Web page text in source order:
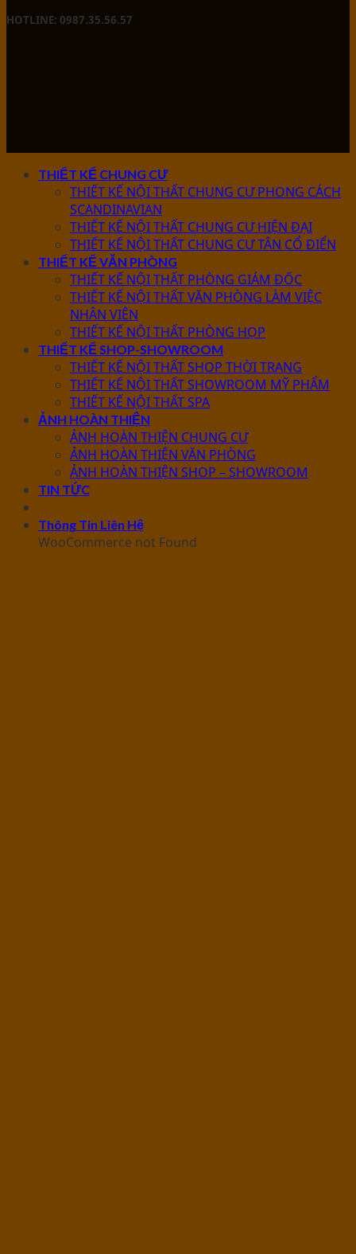
HOTLINE: 0987.35.56.57
THIẾT KẾ CHUNG CƯ
THIẾT KẾ NỘI THẤT CHUNG CƯ PHONG CÁCH
SCANDINAVIAN
THIẾT KẾ NỘI THẤT CHUNG CƯ HIỆN ĐẠI
THIẾT KẾ NỘI THẤT CHUNG CƯ TÂN CỔ ĐIỂN
THIẾT KẾ VĂN PHÒNG
THIẾT KẾ NỘI THẤT PHÒNG GIÁM ĐỐC
THIẾT KẾ NỘI THẤT VĂN PHÒNG LÀM VIỆC
NHÂN VIÊN
THIẾT KẾ NỘI THẤT PHÒNG HỌP
THIẾT KẾ SHOP-SHOWROOM
THIẾT KẾ NỘI THẤT SHOP THỜI TRANG
THIẾT KẾ NỘI THẤT SHOWROOM MỸ PHẨM
THIẾT KẾ NỘI THẤT SPA
ẢNH HOÀN THIỆN
ẢNH HOÀN THIỆN CHUNG CƯ
ẢNH HOÀN THIỆN VĂN PHÒNG
ẢNH HOÀN THIỆN SHOP – SHOWROOM
TIN TỨC
Thông Tin Liên Hệ
WooCommerce not Found